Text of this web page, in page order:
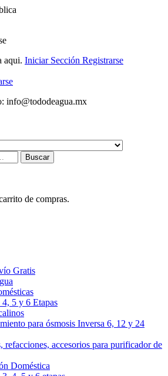
aqui. Iniciar Sección Registrarse
info@tododeagua.mx
Buscar
de compras.
Gratis
4, 5 y 6 Etapas
para ósmosis Inversa 6, 12 y 24
refacciones, accesorios para purificador de
Doméstica